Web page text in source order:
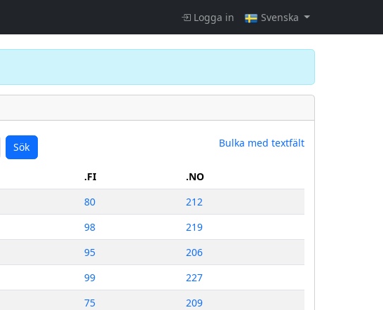
Logga in Svenska
Sök Bulka med textfält
.FI
.NO
80
212
98
219
95
206
99
227
75
209